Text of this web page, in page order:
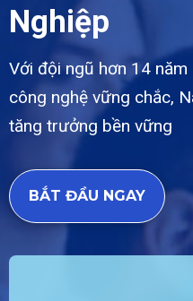
Nghiệp
Với đội ngũ hơn 14 năm
công nghệ vững chắc,
tăng trưởng bền vững
BẮT ĐẦU NGAY